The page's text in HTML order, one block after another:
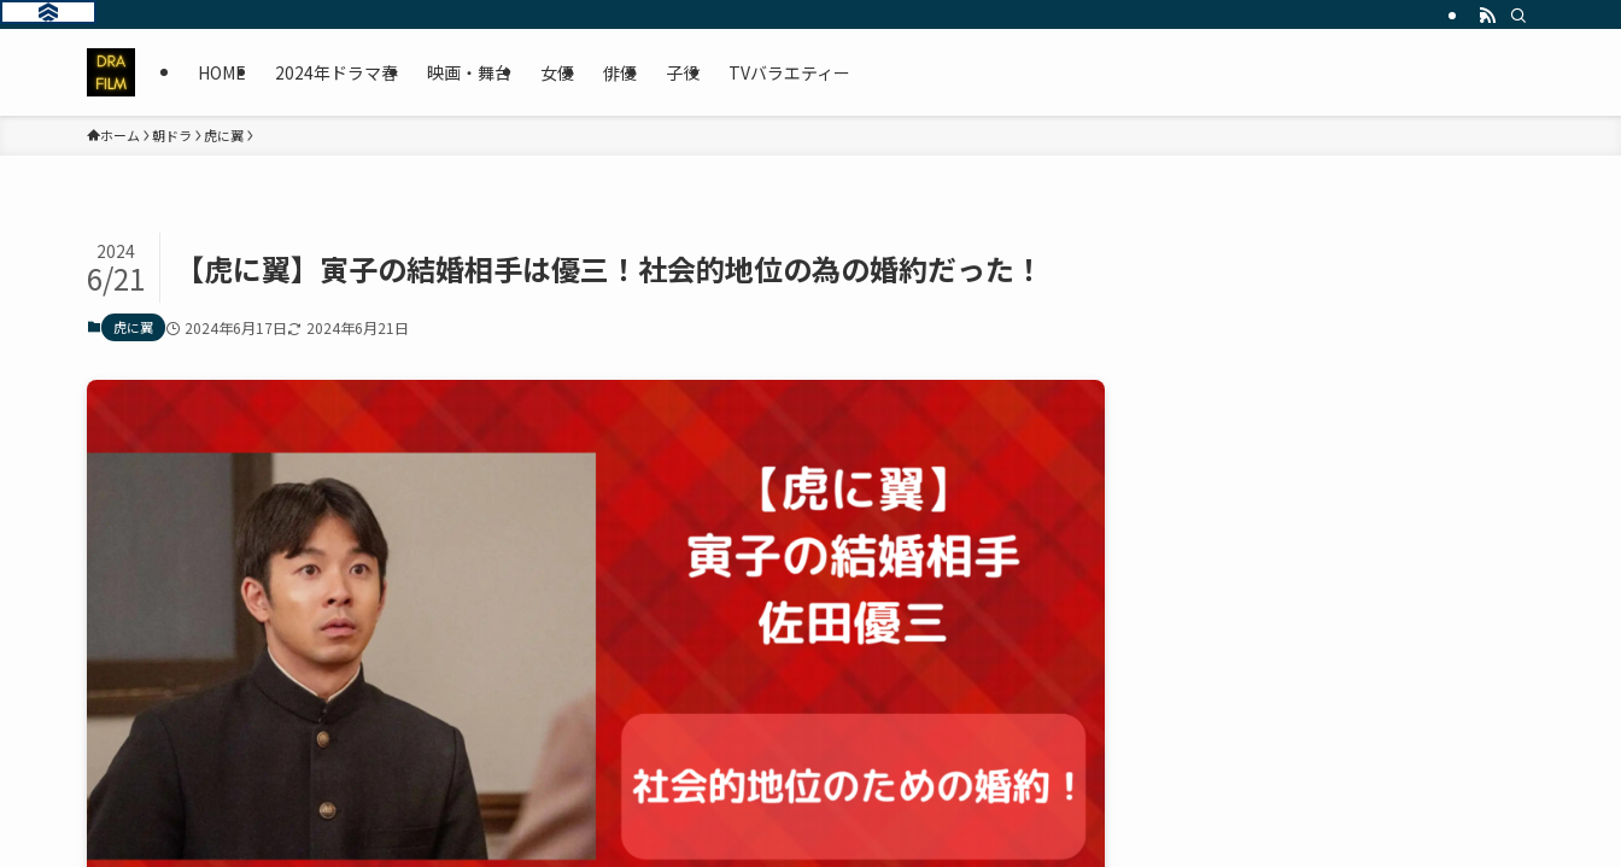
HOME 2024年ドラマ春 映画・舞台 女優 俳優 子役 TVバラエティー
ホーム 朝ドラ 虎に翼
【虎に翼】寅子の結婚相手は優三！社会的地位の為の婚約だった！
2024
6/21
虎に翼 2024年6月17日 2024年6月21日